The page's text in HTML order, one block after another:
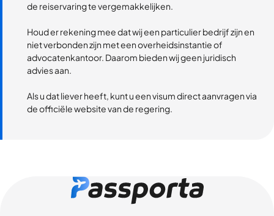
de reiservaring te vergemakkelijken.
Houd er rekening mee dat wij een particulier bedrijf zijn en
niet verbonden zijn met een overheidsinstantie of
advocatenkantoor. Daarom bieden wij geen juridisch
advies aan.
Als u dat liever heeft, kunt u een visum direct aanvragen via
de officiële website van de regering.